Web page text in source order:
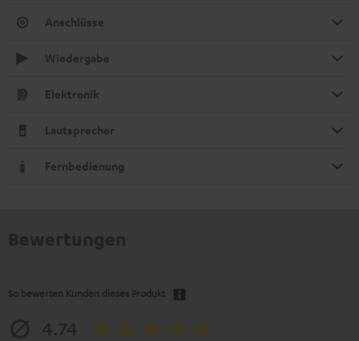
Anschlüsse
Wiedergabe
Elektronik
Lautsprecher
Fernbedienung
So bewerten Kunden dieses Produkt